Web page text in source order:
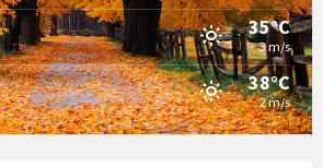
35°C
3 m/s
38°C
2 m/s